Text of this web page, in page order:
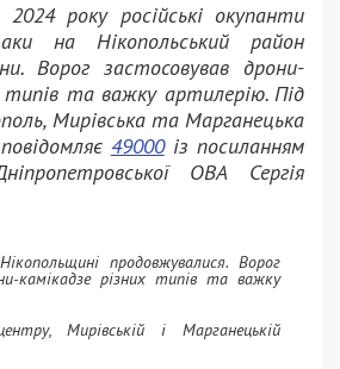
року російські окупанти
на Нікопольський район
Ворог застосовував дрони-
типів та важку артилерію. Під
Мирівська та Марганецька
49000із посиланням
ОВА Сергія
продовжувалися. Ворог
камікадзе різних типів та важку
Мирівській і Марганецькій